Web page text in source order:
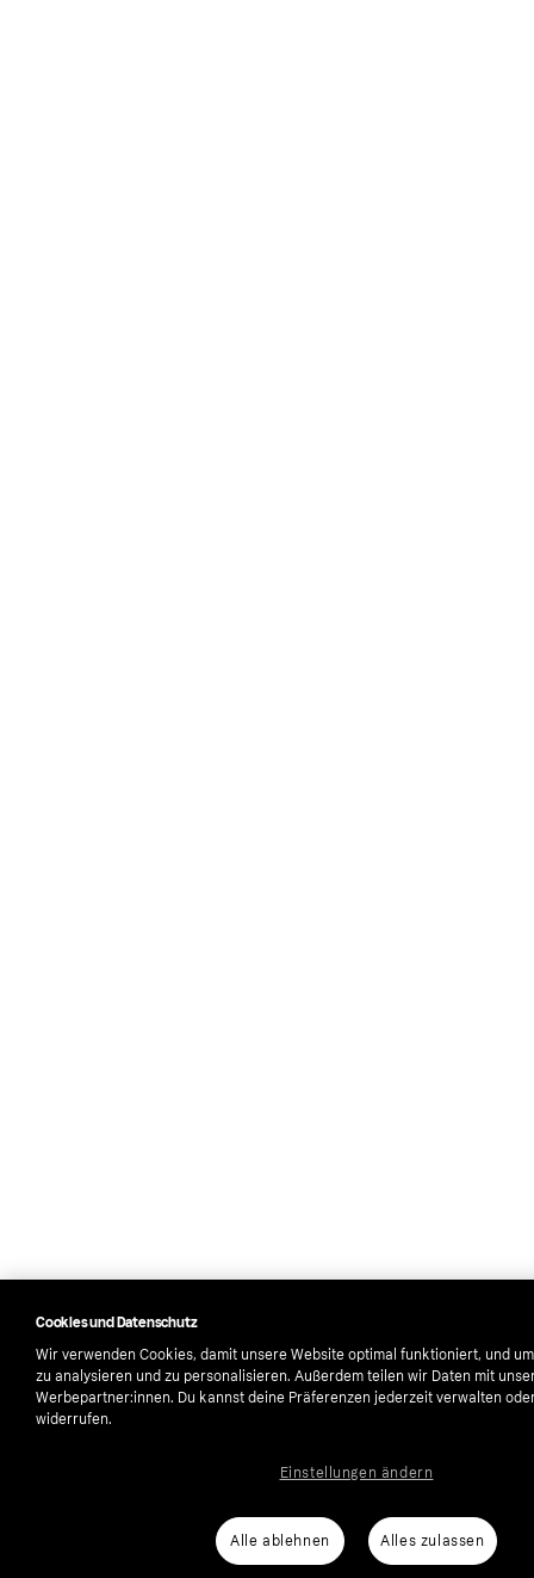
Cookies und Datenschutz
Wir verwenden Cookies, damit unsere Website optimal funktioniert, und
zu analysieren und zu personalisieren. Außerdem teilen wir Daten mit
Werbepartner:innen. Du kannst deine Präferenzen jederzeit verwalten
widerrufen.
Alle ablehnen Alles zulassen
Einstellungen ändern